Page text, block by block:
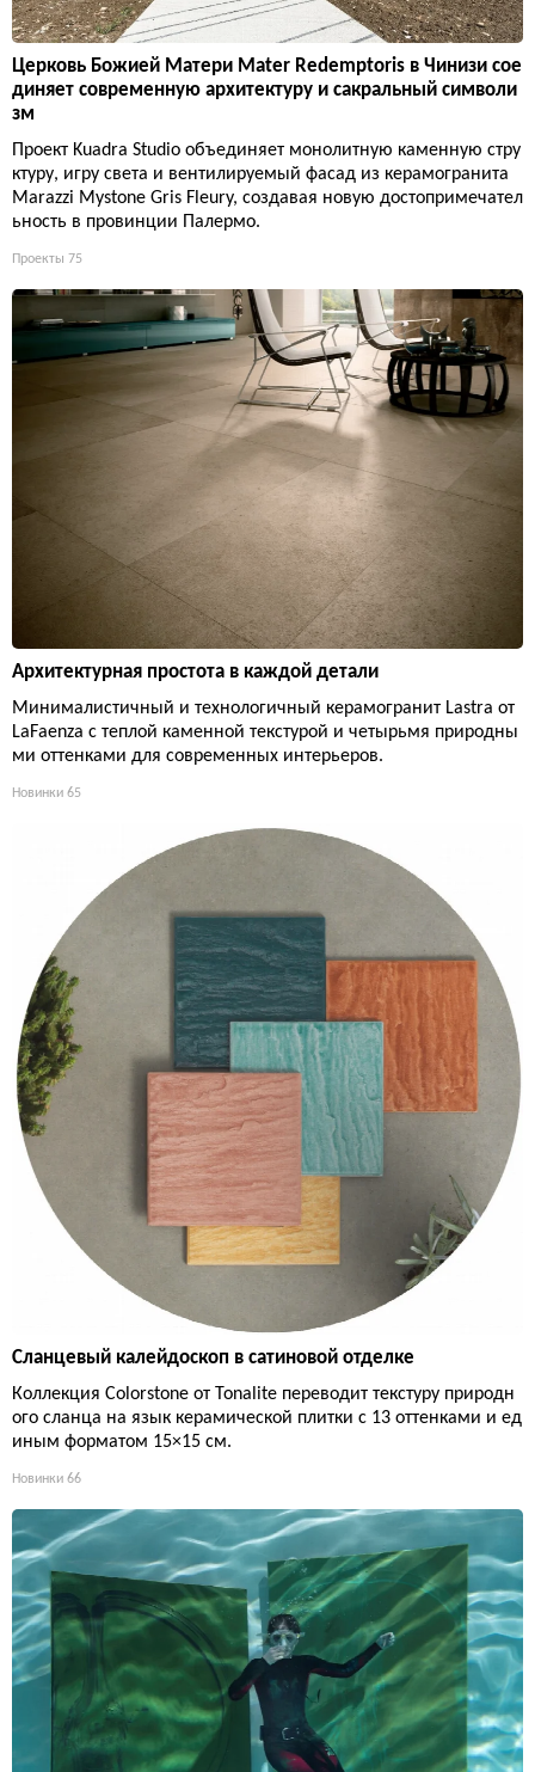
Церковь Божией Матери Mater Redemptoris в Чинизи сое
диняет современную архитектуру и сакральный символи
зм
Проект Kuadra Studio объединяет монолитную каменную стру
ктуру, игру света и вентилируемый фасад из керамогранита
Marazzi Mystone Gris Fleury, создавая новую достопримечател
ьность в провинции Палермо.
Проекты 75
Архитектурная простота в каждой детали
Минималистичный и технологичный керамогранит Lastra от
LaFaenza с теплой каменной текстурой и четырьмя природны
ми оттенками для современных интерьеров.
Новинки 65
Сланцевый калейдоскоп в сатиновой отделке
Коллекция Colorstone от Tonalite переводит текстуру природн
ого сланца на язык керамической плитки с 13 оттенками и ед
иным форматом 15×15 см.
Новинки 66